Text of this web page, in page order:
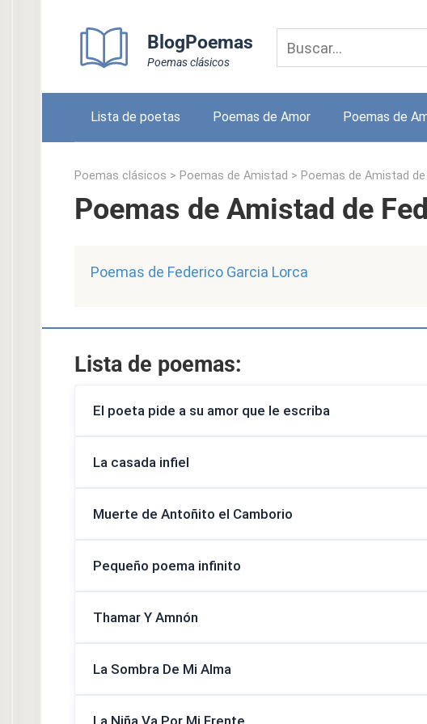
BlogPoemas
Poemas clásicos
Lista de poetas Poemas de Amor Poemas de
Poemas clásicos > Poemas de Amistad > Poemas de Amistad
Poemas de Amistad de
Poemas de Federico Garcia Lorca
Lista de poemas:
El poeta pide a su amor que le escriba
La casada infiel
Muerte de Antoñito el Camborio
Pequeño poema infinito
Thamar Y Amnón
La Sombra De Mi Alma
La Niña Va Por Mi Frente